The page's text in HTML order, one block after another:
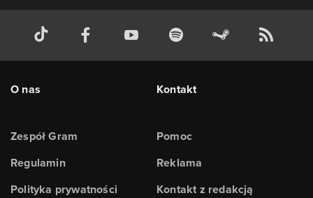
O nas
Zespół Gram
Regulamin
Polityka prywatności
Kontakt
Pomoc
Reklama
Kontakt z redakcją